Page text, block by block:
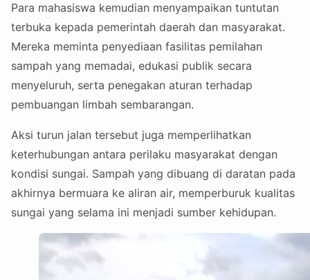
Para mahasiswa kemudian menyampaikan tuntutan
terbuka kepada pemerintah daerah dan masyarakat.
Mereka meminta penyediaan fasilitas pemilahan
sampah yang memadai, edukasi publik secara
menyeluruh, serta penegakan aturan terhadap
pembuangan limbah sembarangan.
Aksi turun jalan tersebut juga memperlihatkan
keterhubungan antara perilaku masyarakat dengan
kondisi sungai. Sampah yang dibuang di daratan pada
akhirnya bermuara ke aliran air, memperburuk kualitas
sungai yang selama ini menjadi sumber kehidupan.